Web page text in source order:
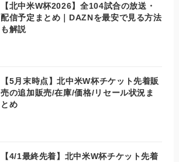
【北中米W杯2026】全104試合の放送・
配信予定まとめ｜DAZNを最安で見る方法
も解説
【5月末時点】北中米W杯チケット先着販
売の追加販売/在庫/価格/リセール状況ま
とめ
【4/1最終先着】北中米W杯チケット先着